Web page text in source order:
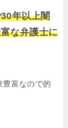
年以上闇
な弁護士に
豊富なので的